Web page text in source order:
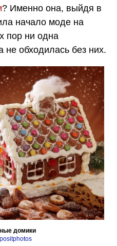
? Именно она, выйдя в
начало моде на
пор ни одна
не обходилась без них.
домики